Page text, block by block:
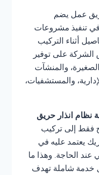
عمل يضم
في تنفيذ مشروعات
أثناء التركيب
الشركة على توفير
والمنشآت
والمستشفيات،
نظام انذار حريق
فقط إلى تركيب
يعتمد عليه في
عند الحاجة. وهذا ما
خدمة شاملة تهدف